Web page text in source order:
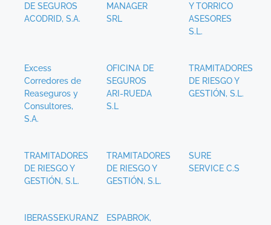
DE SEGUROS
ACODRID, S.A.
MANAGER
SRL
Y TORRICO
ASESORES
S.L.
Excess
Corredores de
Reaseguros y
Consultores,
S.A.
OFICINA DE
SEGUROS
ARI-RUEDA
S.L
TRAMITADORES
DE RIESGO Y
GESTIÓN, S.L.
TRAMITADORES
DE RIESGO Y
GESTIÓN, S.L.
TRAMITADORES
DE RIESGO Y
GESTIÓN, S.L.
SURE
SERVICE C.S
IBERASSEKURANZ
ESPABROK,